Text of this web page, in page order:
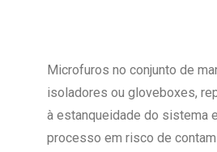
Microfuros no conjunto de
isoladores ou gloveboxes,
à estanqueidade do sistema
processo em risco de